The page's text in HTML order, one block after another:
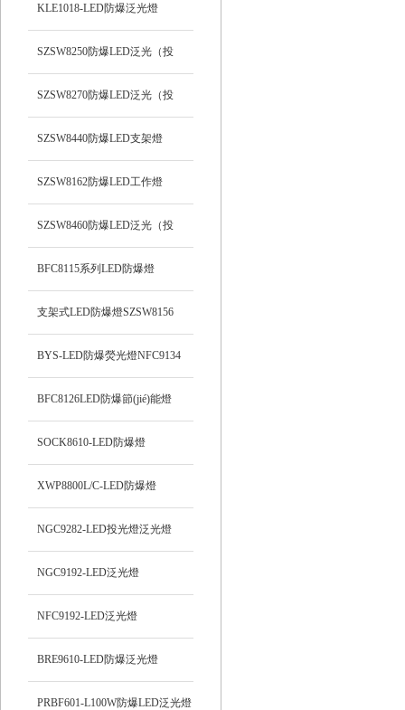
支架式
KLE1018-LED防爆泛光燈
SZSW8250防爆LED泛光（投
光）工作燈
SZSW8270防爆LED泛光（投
光）燈
SZSW8440防爆LED支架燈
SZSW8162防爆LED工作燈
SZSW8460防爆LED泛光（投
光）工作燈
BFC8115系列LED防爆燈
支架式LED防爆燈SZSW8156
BYS-LED防爆熒光燈NFC9134
BFC8126LED防爆節(jié)能燈
SOCK8610-LED防爆燈
XWP8800L/C-LED防爆燈
NGC9282-LED投光燈泛光燈
NGC9192-LED泛光燈
NFC9192-LED泛光燈
BRE9610-LED防爆泛光燈
PRBF601-L100W防爆LED泛光燈